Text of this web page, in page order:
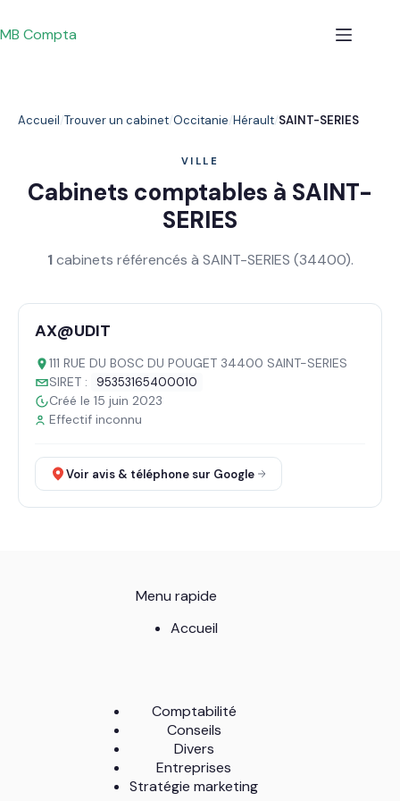
au
contenu
MB Compta
Accueil Trouver un cabinet Occitanie Hérault SAINT-SERIES
VILLE
Cabinets comptables à SAINT-
SERIES
1cabinets référencés à SAINT-SERIES (34400).
AX@UDIT
111 RUE DU BOSC DU POUGET 34400 SAINT-SERIES
SIRET :
95353165400010
Créé le 15 juin 2023
Effectif inconnu
Voir avis & téléphone sur Google
Menu rapide
Accueil
Comptabilité
Conseils
Divers
Entreprises
Stratégie marketing